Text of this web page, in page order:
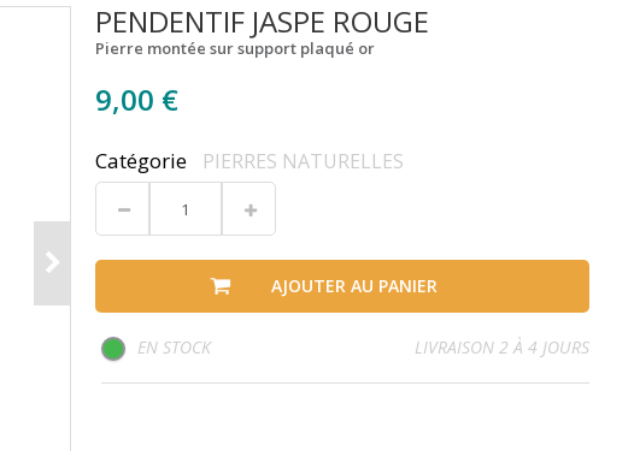
PENDENTIF JASPE ROUGE
Pierre montée sur support plaqué or
9,00 €
Catégorie PIERRES NATURELLES
AJOUTER AU PANIER
EN STOCK LIVRAISON 2 À 4 JOURS